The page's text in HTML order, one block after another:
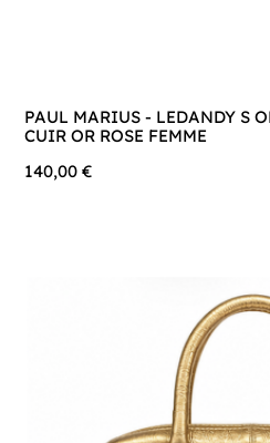
PAUL MARIUS - LEDANDY S
CUIR OR ROSE FEMME
140,00 €